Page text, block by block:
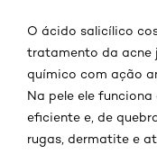
O ácido salicílico
tratamento da acne
químico com ação
Na pele ele
eficiente e, de
rugas, dermatite e